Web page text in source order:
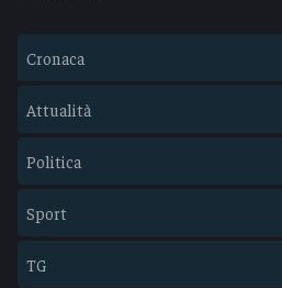
Cronaca
Attualità
Politica
Sport
TG